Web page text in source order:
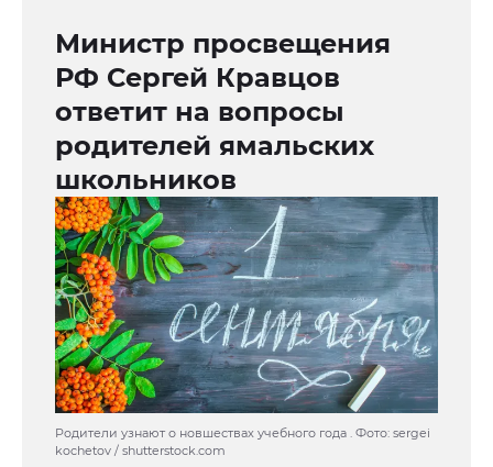
Министр просвещения
РФ Сергей Кравцов
ответит на вопросы
родителей ямальских
школьников
Родители узнают о новшествах учебного года . Фото: sergei
kochetov / shutterstock.com